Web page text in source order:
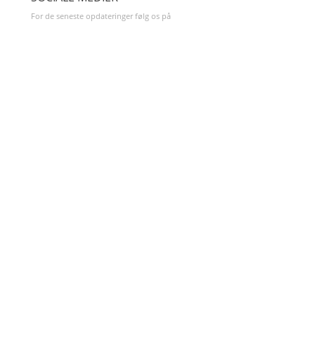
For de seneste opdateringer følg os på